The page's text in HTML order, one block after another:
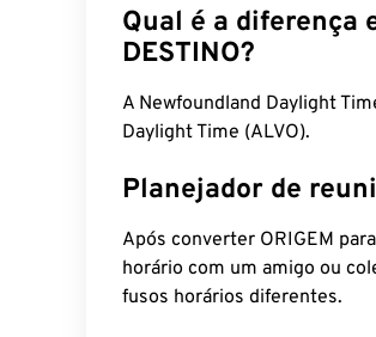
Qual é a diferença
DESTINO?
A Newfoundland Daylight
Daylight Time (ALVO).
Planejador de
Após converter ORIGEM
horário com um amigo ou
fusos horários diferentes.